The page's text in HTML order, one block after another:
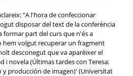
"A l'hora de confeccionar
disposar del text de la conferència
formar part del curs que n'és a
hem volgut recuperar un fragment
desconegut que va aparèixer el
i novela (Últimas tardes con Teresa:
y producción de imagen)' (Universitat